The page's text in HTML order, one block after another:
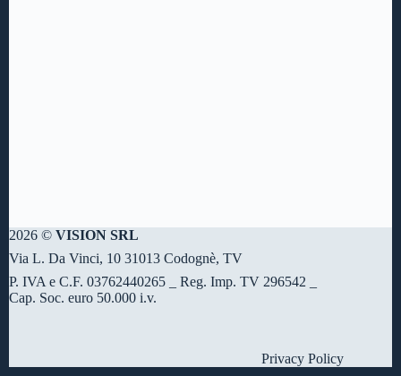
2026 © VISION SRL
Via L. Da Vinci, 10 31013 Codognè, TV
P. IVA e C.F. 03762440265 _ Reg. Imp. TV 296542 _
Cap. Soc. euro 50.000 i.v.
Privacy Policy